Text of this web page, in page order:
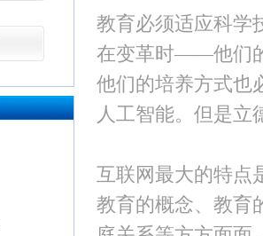
教育必须适应科学
在变革时——他们
他们的培养方式也
人工智能。但是立
互联网最大的特点
教育的概念、教育